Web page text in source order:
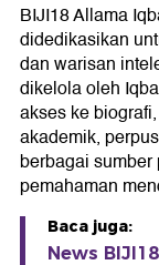
BIJI18 Allama
didedikasikan
dan warisan
dikelola oleh
akses ke
akademik,
berbagai
pemahaman
Baca juga:
News